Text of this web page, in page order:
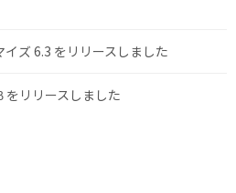
ズ 6.3 をリリースしました
をリリースしました